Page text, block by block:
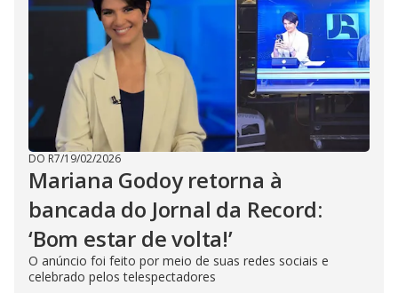
DO R7/19/02/2026
Mariana Godoy retorna à
bancada do Jornal da Record:
‘Bom estar de volta!’
O anúncio foi feito por meio de suas redes sociais e
celebrado pelos telespectadores